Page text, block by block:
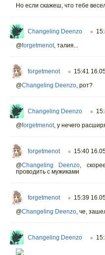
Но если скажеш, что тебе
Changeling Deenzo ○
@forgetmenot, талия...
forgetmenot ○ 15:41
@Changeling Deenzo, рот?
Changeling Deenzo ○
@forgetmenot, у нечего
forgetmenot ○ 15:40
@Changeling Deenzo,
проводить с мужиками
forgetmenot ○ 15:39
@Changeling Deenzo, че,
Changeling Deenzo ○